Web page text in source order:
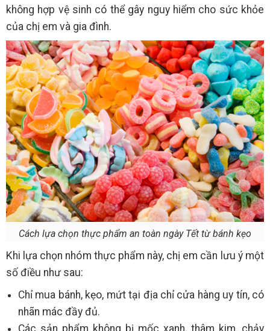
không hợp vệ sinh có thể gây nguy hiểm cho sức khỏe
của chị em và gia đình.
Cách lựa chọn thực phẩm an toàn ngày Tết từ bánh kẹo
Khi lựa chọn nhóm thực phẩm này, chị em cần lưu ý một
số điều như sau:
Chỉ mua bánh, kẹo, mứt tại địa chỉ cửa hàng uy tín, có
nhãn mác đầy đủ.
Các sản phẩm không bị mốc xanh, thâm kim, chảy